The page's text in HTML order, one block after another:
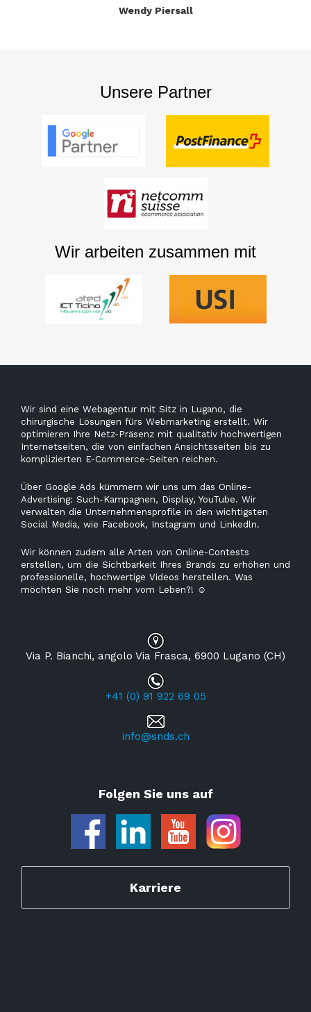
Wendy Piersall
Unsere Partner
Wir arbeiten zusammen mit
Wir sind eine Webagentur mit Sitz in Lugano, die
chirurgische Lösungen fürs Webmarketing erstellt. Wir
optimieren Ihre Netz-Präsenz mit qualitativ hochwertigen
Internetseiten, die von einfachen Ansichtsseiten bis zu
komplizierten E-Commerce-Seiten reichen.
Über Google Ads kümmern wir uns um das Online-
Advertising: Such-Kampagnen, Display, YouTube. Wir
verwalten die Unternehmensprofile in den wichtigsten
Social Media, wie Facebook, Instagram und Linkedln.
Wir können zudem alle Arten von Online-Contests
erstellen, um die Sichtbarkeit Ihres Brands zu erhöhen und
professionelle, hochwertige Videos herstellen. Was
möchten Sie noch mehr vom Leben?! ☺
Via P. Bianchi, angolo Via Frasca, 6900 Lugano (CH)
+41 (0) 91 922 69 05
info@snds.ch
Folgen Sie uns auf
Karriere